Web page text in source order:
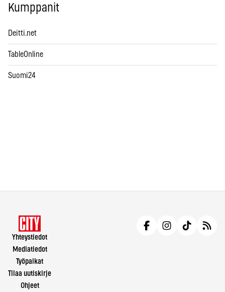
Kumppanit
Deitti.net
TableOnline
Suomi24
Yhteystiedot
Mediatiedot
Työpaikat
Tilaa uutiskirje
Ohjeet